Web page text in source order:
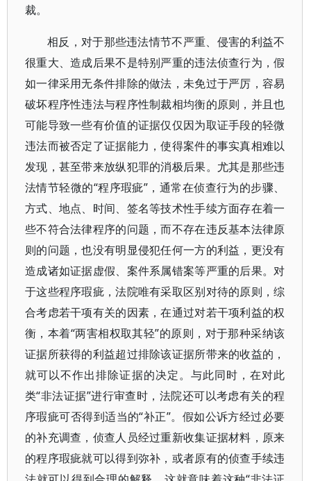
裁。
相反，对于那些违法情节不严重、侵害的利益不
很重大、造成后果不是特别严重的违法侦查行为，假
如一律采用无条件排除的做法，未免过于严厉，容易
破坏程序性违法与程序性制裁相均衡的原则，并且也
可能导致一些有价值的证据仅仅因为取证手段的轻微
违法而被否定了证据能力，使得案件的事实真相难以
发现，甚至带来放纵犯罪的消极后果。尤其是那些违
法情节轻微的“程序瑕疵”，通常在侦查行为的步骤、
方式、地点、时间、签名等技术性手续方面存在着一
些不符合法律程序的问题，而不存在违反基本法律原
则的问题，也没有明显侵犯任何一方的利益，更没有
造成诸如证据虚假、案件系属错案等严重的后果。对
于这些程序瑕疵，法院唯有采取区别对待的原则，综
合考虑若干项有关的因素，在通过对若干项利益的权
衡，本着“两害相权取其轻”的原则，对于那种采纳该
证据所获得的利益超过排除该证据所带来的收益的，
就可以不作出排除证据的决定。与此同时，在对此
类“非法证据”进行审查时，法院还可以考虑有关的程
序瑕疵可否得到适当的“补正”。假如公诉方经过必要
的补充调查，侦查人员经过重新收集证据材料，原来
的程序瑕疵就可以得到弥补，或者原有的侦查手续违